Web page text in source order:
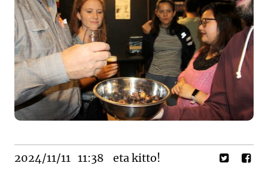
2024/11/11 11:38 eta kitto!